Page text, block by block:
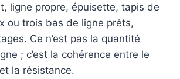
ligne propre, épuisette, tapis de
ou trois bas de ligne prêts,
Ce n’est pas la quantité
; c’est la cohérence entre le
la résistance.